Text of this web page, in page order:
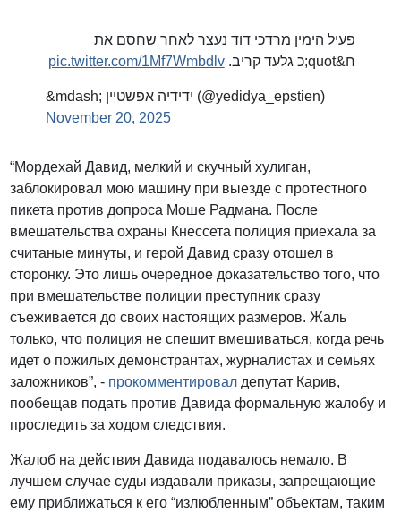
פעיל הימין מרדכי דוד נעצר לאחר שחסם את
ח&quot;כ גלעד קריב.
pic.twitter.com/1Mf7Wmbdlv
&mdash; ידידיה אפשטיין (@yedidya_epstien)
November 20, 2025
“Мордехай Давид, мелкий и скучный хулиган,
заблокировал мою машину при выезде с протестного
пикета против допроса Моше Радмана. После
вмешательства охраны Кнессета полиция приехала за
считаные минуты, и герой Давид сразу отошел в
сторонку. Это лишь очередное доказательство того, что
при вмешательстве полиции преступник сразу
съеживается до своих настоящих размеров. Жаль
только, что полиция не спешит вмешиваться, когда речь
идет о пожилых демонстрантах, журналистах и семьях
заложников”, - прокомментировал депутат Карив,
пообещав подать против Давида формальную жалобу и
проследить за ходом следствия.
Жалоб на действия Давида подавалось немало. В
лучшем случае суды издавали приказы, запрещающие
ему приближаться к его “излюбленным” объектам, таким